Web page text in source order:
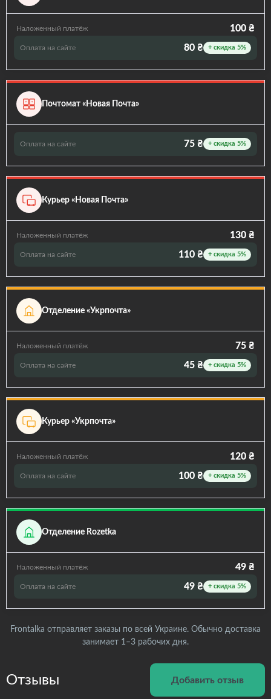
Наложенный платёж 100 ₴
Оплата на сайте 80 ₴ + скидка 5%
Почтомат «Новая Почта»
Оплата на сайте 75 ₴ + скидка 5%
Курьер «Новая Почта»
Наложенный платёж 130 ₴
Оплата на сайте 110 ₴ + скидка 5%
Отделение «Укрпочта»
Наложенный платёж 75 ₴
Оплата на сайте 45 ₴ + скидка 5%
Курьер «Укрпочта»
Наложенный платёж 120 ₴
Оплата на сайте 100 ₴ + скидка 5%
Отделение Rozetka
Наложенный платёж 49 ₴
Оплата на сайте 49 ₴ + скидка 5%
Frontalka отправляет заказы по всей Украине. Обычно доставка
занимает 1–3 рабочих дня.
Отзывы Добавить отзыв